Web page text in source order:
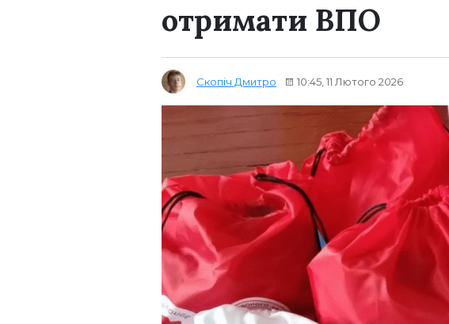
отримати ВПО
Скопіч Дмитро 10:45, 11 Лютого 2026